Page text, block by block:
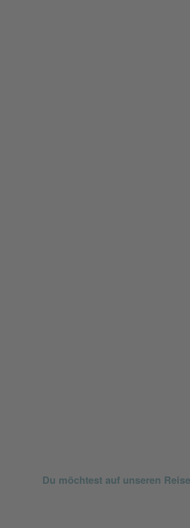
Du möchtest auf unseren